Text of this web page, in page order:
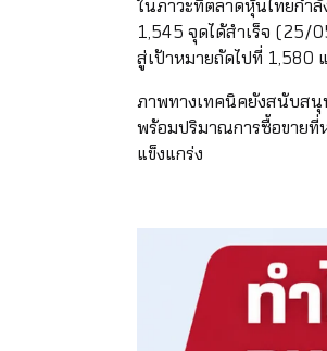
ในภาวะที่ตลาดหุ้นไทยก
1,545 จุดได้สำเร็จ (25/
สู่เป้าหมายถัดไปที่ 1,580
ภาพทางเทคนิคยังสนับสนุ
พร้อมปริมาณการซื้อขาย
แข็งแกร่ง